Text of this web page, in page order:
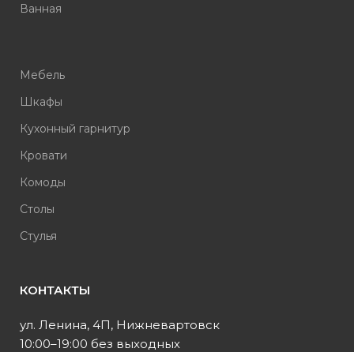
Ванная
Мебель
Шкафы
Кухонный гарнитур
Кровати
Комоды
Столы
Стулья
КОНТАКТЫ
ул. Ленина, 4П, Нижневартовск
10:00–19:00 без выходных